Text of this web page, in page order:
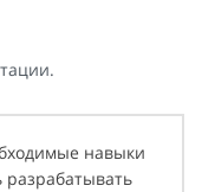
навыки
разрабатывать